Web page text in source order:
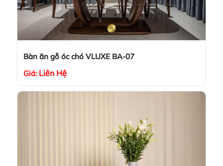
Bàn ăn gỗ óc chó VLUXE BA-07
Giá: Liên Hệ